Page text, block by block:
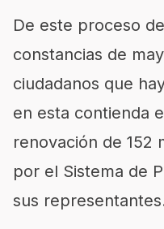
De este proceso
constancias de
ciudadanos que
en esta contienda
renovación de 152
por el Sistema de
sus